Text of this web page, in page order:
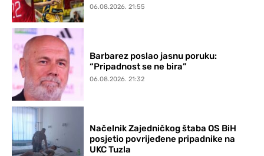
06.08.2026. 21:55
Barbarez poslao jasnu poruku:
“Pripadnost se ne bira”
06.08.2026. 21:32
Načelnik Zajedničkog štaba OS BiH
posjetio povrijeđene pripadnike na
UKC Tuzla